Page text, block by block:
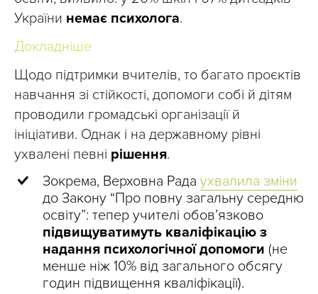
України немає психолога.
Докладніше
Щодо підтримки вчителів, то багато проєктів
навчання зі стійкості, допомоги собі й дітям
проводили громадські організації й
ініціативи. Однак і на державному рівні
ухвалені певні рішення.
Зокрема, Верховна Рада ухвалила зміни
до Закону “Про повну загальну середню
освіту”: тепер учителі обов’язково
підвищуватимуть кваліфікацію з
надання психологічної допомоги (не
менше ніж 10% від загального обсягу
годин підвищення кваліфікації).